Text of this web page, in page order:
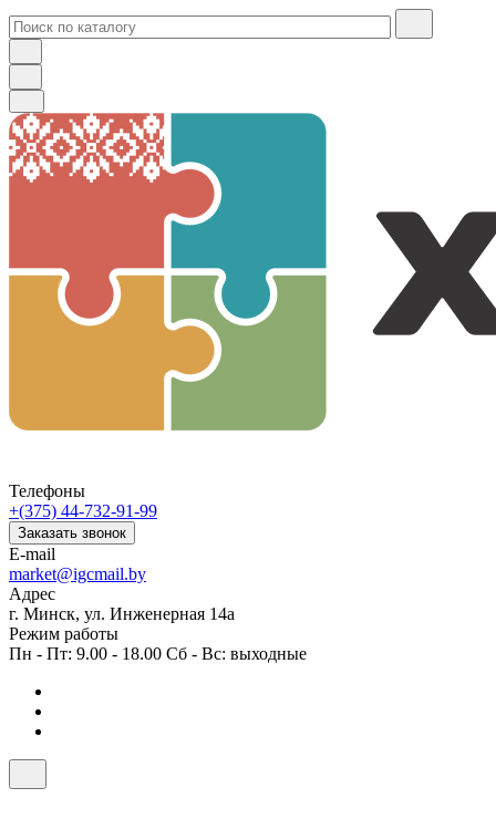
Телефоны
+(375) 44-732-91-99
Заказать звонок
E-mail
market@igcmail.by
Адрес
г. Минск, ул. Инженерная 14а
Режим работы
Пн - Пт: 9.00 - 18.00 Сб - Вс: выходные